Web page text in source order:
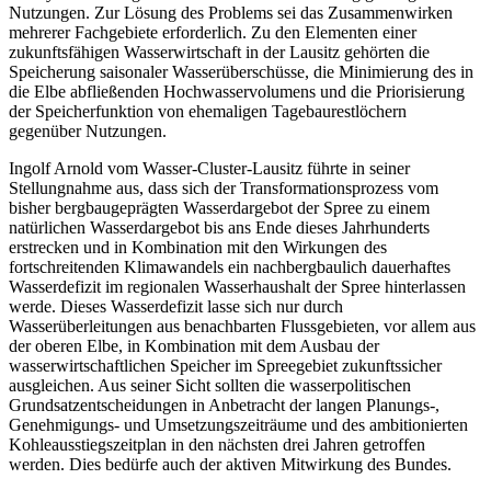
Nutzungen. Zur Lösung des Problems sei das Zusammenwirken
mehrerer Fachgebiete erforderlich. Zu den Elementen einer
zukunftsfähigen Wasserwirtschaft in der Lausitz gehörten die
Speicherung saisonaler Wasserüberschüsse, die Minimierung des in
die Elbe abfließenden Hochwasservolumens und die Priorisierung
der Speicherfunktion von ehemaligen Tagebaurestlöchern
gegenüber Nutzungen.
Ingolf Arnold vom Wasser-Cluster-Lausitz führte in seiner
Stellungnahme aus, dass sich der Transformationsprozess vom
bisher bergbaugeprägten Wasserdargebot der Spree zu einem
natürlichen Wasserdargebot bis ans Ende dieses Jahrhunderts
erstrecken und in Kombination mit den Wirkungen des
fortschreitenden Klimawandels ein nachbergbaulich dauerhaftes
Wasserdefizit im regionalen Wasserhaushalt der Spree hinterlassen
werde. Dieses Wasserdefizit lasse sich nur durch
Wasserüberleitungen aus benachbarten Flussgebieten, vor allem aus
der oberen Elbe, in Kombination mit dem Ausbau der
wasserwirtschaftlichen Speicher im Spreegebiet zukunftssicher
ausgleichen. Aus seiner Sicht sollten die wasserpolitischen
Grundsatzentscheidungen in Anbetracht der langen Planungs-,
Genehmigungs- und Umsetzungszeiträume und des ambitionierten
Kohleausstiegszeitplan in den nächsten drei Jahren getroffen
werden. Dies bedürfe auch der aktiven Mitwirkung des Bundes.